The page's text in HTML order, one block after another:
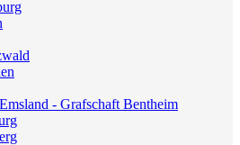
- Grafschaft Bentheim